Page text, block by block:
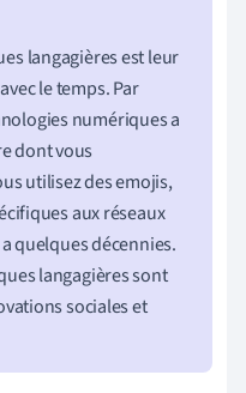
langagières est leur
le temps. Par
numériques a
dont vous
utilisez des emojis,
aux réseaux
quelques décennies.
langagières sont
sociales et